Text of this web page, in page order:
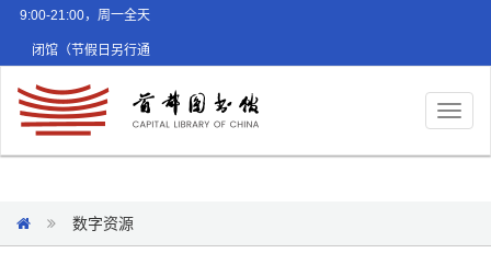
9:00-21:00，周一全天
闭馆（节假日另行通
数字资源